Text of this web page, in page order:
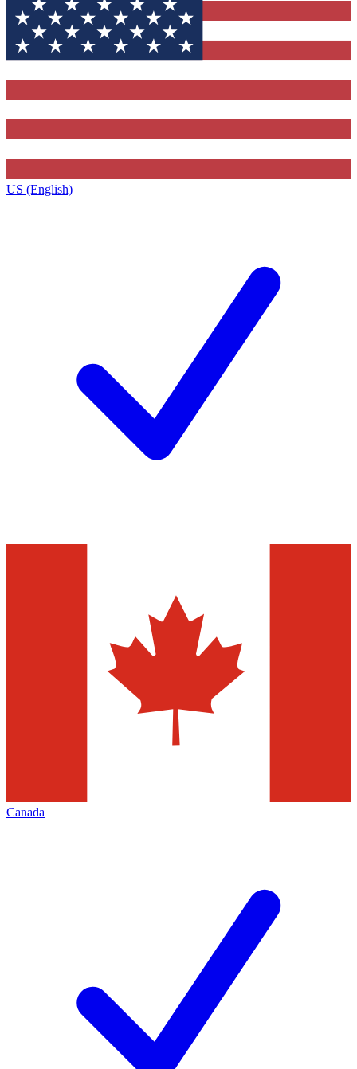
US (English)
Canada